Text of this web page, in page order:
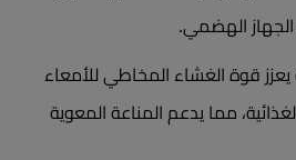
الجهاز الهضمي.
قوة الغشاء المخاطي للأمعاء
مما يدعم المناعة المعوية